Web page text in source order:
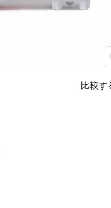
比較す